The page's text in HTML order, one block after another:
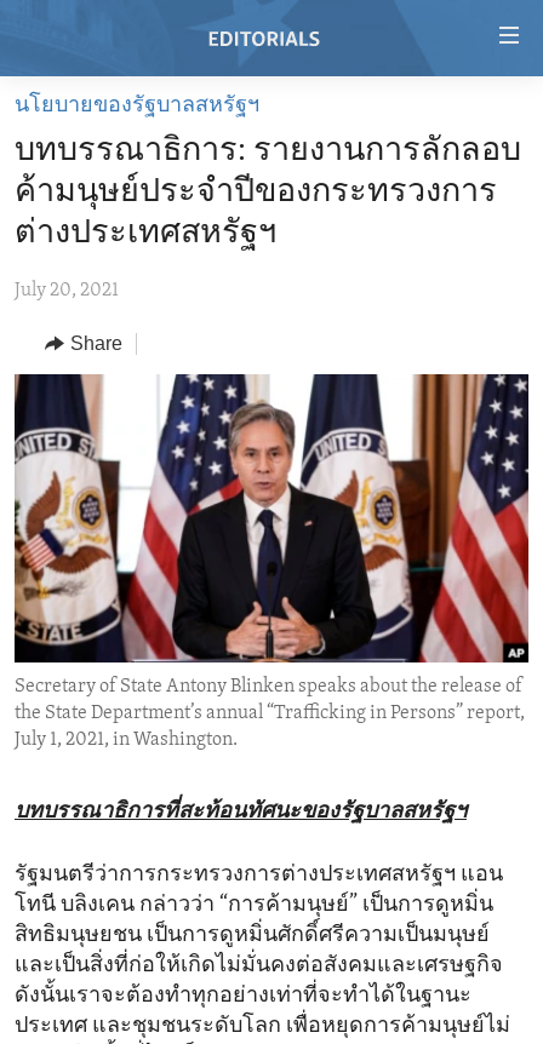
Skip
main
content
Skip
main
Navigation
to
Search
VIDEO
RADIO
AFRICA
AMERICAS
EUROPE
MIDDLE EAST
TOPICS
HUMAN RIGHTS
SECURITY AND DEFENSE
AID AND DEVELOPMENT
DEMOCRACY AND GOVERNANCE
ECONOMY AND TRADE
ENVIRONMENT AND HEALTH
IDEALS AND INSTITUTIONS
ARCHIVE
ABOUT US
FOLLOW US
นโยบายของรัฐบาลสหรัฐฯ
บทบรรณาธิการ: รายงานการลักลอบ
ค้ามนุษย์ประจำปีของกระทรวงการ
ต่างประเทศสหรัฐฯ
July 20, 2021
Share
Secretary of State Antony Blinken speaks about the release of
the State Department’s annual “Trafficking in Persons” report,
July 1, 2021, in Washington.
บทบรรณาธิการที่สะท้อนทัศนะของรัฐบาลสหรัฐฯ
รัฐมนตรีว่าการกระทรวงการต่างประเทศสหรัฐฯ แอน
โทนี บลิงเคน กล่าวว่า “การค้ามนุษย์” เป็นการดูหมิ่น
สิทธิมนุษยชน เป็นการดูหมิ่นศักดิ์ศรีความเป็นมนุษย์
และเป็นสิ่งที่ก่อให้เกิดไม่มั่นคงต่อสังคมและเศรษฐกิจ
ดังนั้นเราจะต้องทำทุกอย่างเท่าที่จะทำได้ในฐานะ
ประเทศ และชุมชนระดับโลก เพื่อหยุดการค้ามนุษย์ไม่